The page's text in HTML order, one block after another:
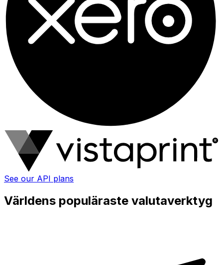
See our API plans
Världens populäraste valutaverktyg